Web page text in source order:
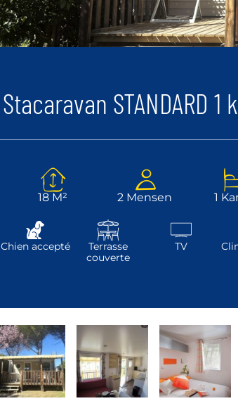
Stacaravan STANDARD 1
18 M² 2 Mensen 1
Chien accepté
Terrasse
couverte
TV